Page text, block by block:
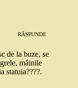
RĂSPUNDE
de la buze, se
mâinile
statuia????.